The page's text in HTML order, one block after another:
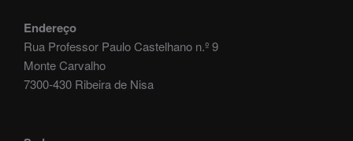
Endereço
Rua Professor Paulo Castelhano n.º 9
Monte Carvalho
7300-430 Ribeira de Nisa